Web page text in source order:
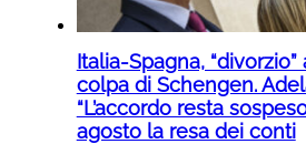
Italia-Spagna, “divorzio”
colpa di Schengen.
“L’accordo resta
agosto la resa dei conti